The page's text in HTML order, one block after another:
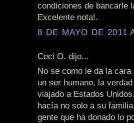
condiciones de bancarle
Excelente nota!.
8 DE MAYO DE 2011
Ceci O. dijo...
No se como le da la
un ser humano, la
viajado a Estados
hacía no solo a su
gente que ha donado lo